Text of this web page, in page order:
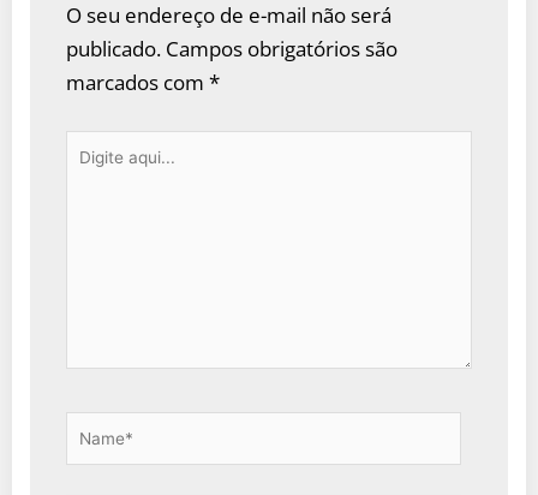
O seu endereço de e-mail não será
publicado. Campos obrigatórios são
marcados com *
Digite
Name*